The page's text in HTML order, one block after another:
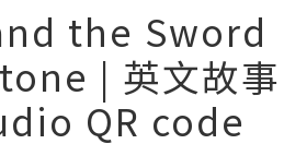
the Sword
| 英文故事
QR code